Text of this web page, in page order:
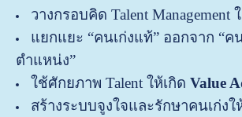
วางกรอบคิด Talent Management
แยกแยะ “คนเก่งแท้” ออกจาก “ค
ตำแหน่ง”
ใช้ศักยภาพ Talent ให้เกิด Value
สร้างระบบจูงใจและรักษาคนเก่ง